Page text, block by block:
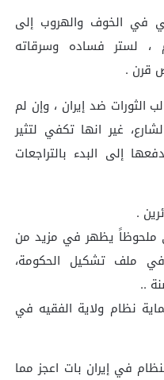
في الخوف والهروب إلى
، لستر فساده وسرقاته
قرن .
الثورات ضد إيران ، وإن لم
غير انها تكفي لتثير
إلى البدء بالتراجعات
.
ملحوظاً يظهر في مزيد من
ملف تشكيل الحكومة،
..
نظام ولاية الفقيه في
في إيران بات اعجز مما